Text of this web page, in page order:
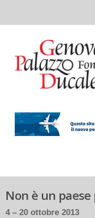
Non è un paese
4 – 20 ottobre 2013